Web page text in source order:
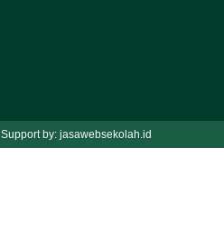
Support by: jasawebsekolah.id